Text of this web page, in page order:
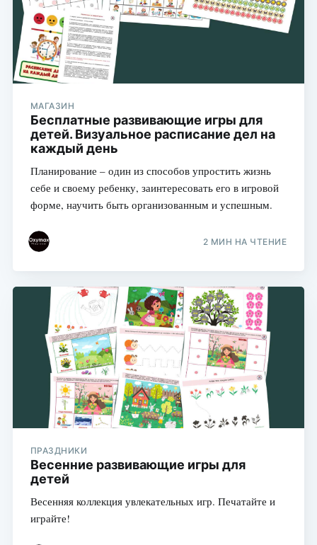
МАГАЗИН
Бесплатные развивающие игры для
детей. Визуальное расписание дел на
каждый день
Планирование – один из способов упростить жизнь
себе и своему ребенку, заинтересовать его в игровой
форме, научить быть организованным и успешным.
2 МИН НА ЧТЕНИЕ
ПРАЗДНИКИ
Весенние развивающие игры для
детей
Весенняя коллекция увлекательных игр. Печатайте и
играйте!